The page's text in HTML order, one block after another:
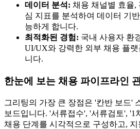
데이터 분석: 채용 채널별 효율,
심 지표를 분석하여 데이터 기
능하게 합니다.
최적화된 경험: 국내 사용자 환
UI/UX와 강력한 외부 채용 플
니다.
한눈에 보는 채용 파이프라인
그리팅의 가장 큰 장점은 '칸반 보드'
보드입니다. '서류접수', '서류검토', '1
채용 단계를 시각적으로 구성하고,